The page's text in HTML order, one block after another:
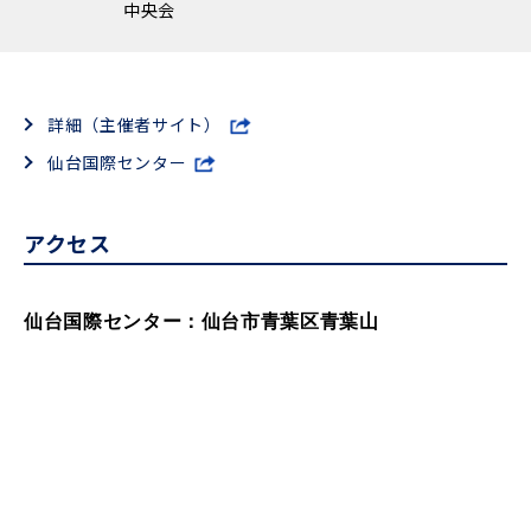
中央会
詳細（主催者サイト）
仙台国際センター
アクセス
仙台国際センター：仙台市青葉区青葉山